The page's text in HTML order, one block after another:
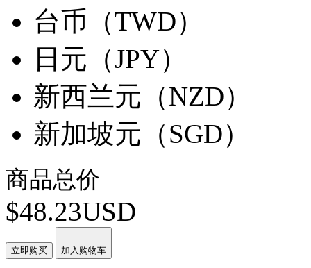
台币（TWD）
日元（JPY）
新西兰元（NZD）
新加坡元（SGD）
商品总价
$48.23USD
立即购买 加入购物车